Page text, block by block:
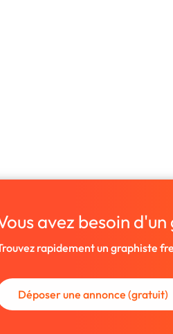
avez besoin
rapidement un graphiste
Déposer une annonce (gratuit)